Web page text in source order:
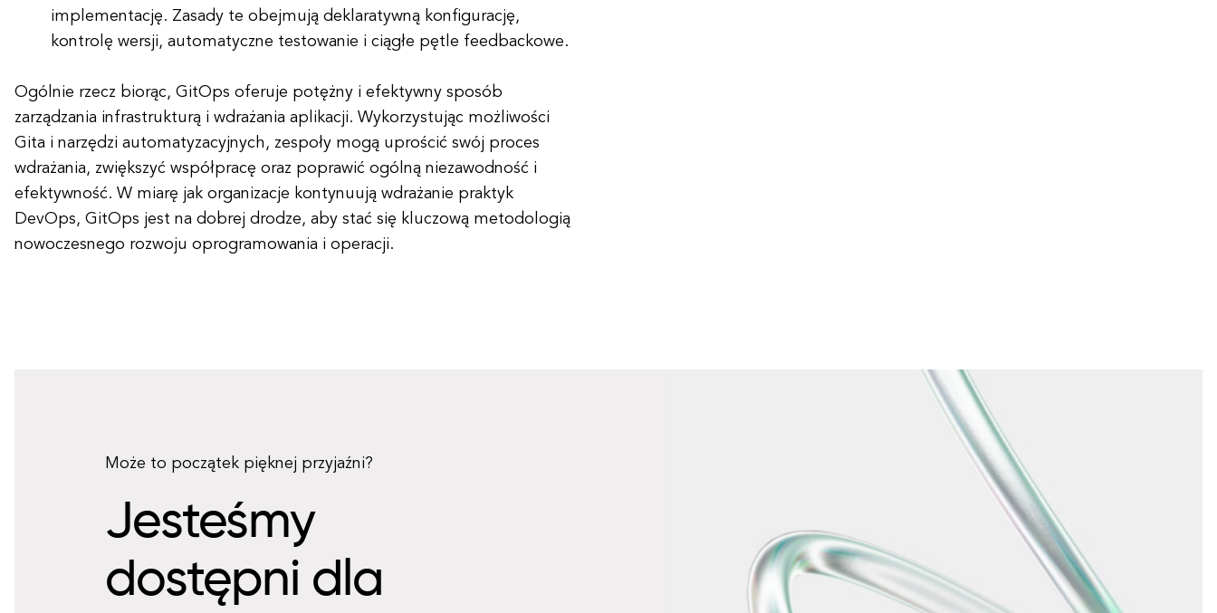
implementację. Zasady te obejmują deklaratywną konfigurację,
kontrolę wersji, automatyczne testowanie i ciągłe pętle feedbackowe.
Ogólnie rzecz biorąc, GitOps oferuje potężny i efektywny sposób
zarządzania infrastrukturą i wdrażania aplikacji. Wykorzystując możliwości
Gita i narzędzi automatyzacyjnych, zespoły mogą uprościć swój proces
wdrażania, zwiększyć współpracę oraz poprawić ogólną niezawodność i
efektywność. W miarę jak organizacje kontynuują wdrażanie praktyk
DevOps, GitOps jest na dobrej drodze, aby stać się kluczową metodologią
nowoczesnego rozwoju oprogramowania i operacji.
Może to początek pięknej przyjaźni?
Jesteśmy
dostępni dla